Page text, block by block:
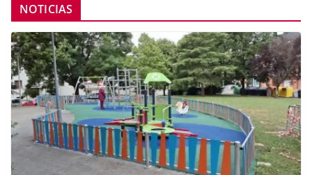
NOTICIAS